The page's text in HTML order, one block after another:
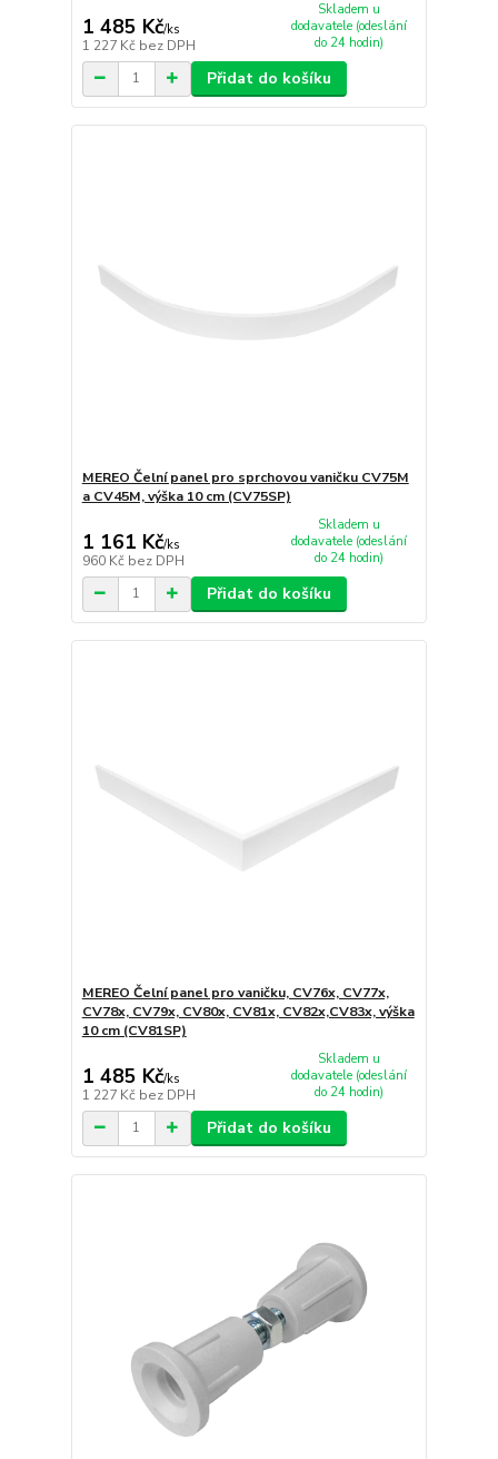
1 485 Kč/ks
1 227 Kč bez DPH
Skladem u
dodavatele (odeslání
do 24 hodin)
Přidat do košíku
MEREO Čelní panel pro sprchovou vaničku CV75M
a CV45M, výška 10 cm (CV75SP)
1 161 Kč/ks
960 Kč bez DPH
Skladem u
dodavatele (odeslání
do 24 hodin)
Přidat do košíku
MEREO Čelní panel pro vaničku, CV76x, CV77x,
CV78x, CV79x, CV80x, CV81x, CV82x,CV83x, výška
10 cm (CV81SP)
1 485 Kč/ks
1 227 Kč bez DPH
Skladem u
dodavatele (odeslání
do 24 hodin)
Přidat do košíku